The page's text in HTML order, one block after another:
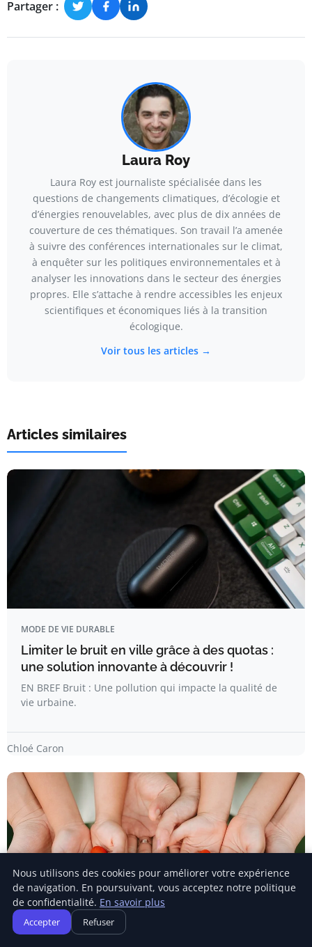
Partager :
Laura Roy
Laura Roy est journaliste spécialisée dans les
questions de changements climatiques, d’écologie et
d’énergies renouvelables, avec plus de dix années de
couverture de ces thématiques. Son travail l’a amenée
à suivre des conférences internationales sur le climat,
à enquêter sur les politiques environnementales et à
analyser les innovations dans le secteur des énergies
propres. Elle s’attache à rendre accessibles les enjeux
scientifiques et économiques liés à la transition
écologique.
Voir tous les articles →
Articles similaires
MODE DE VIE DURABLE
Limiter le bruit en ville grâce à des quotas :
une solution innovante à découvrir !
EN BREF Bruit : Une pollution qui impacte la qualité de
vie urbaine.
Chloé Caron
MODE DE VIE DURABLE
Nous utilisons des cookies pour améliorer votre expérience
de navigation. En poursuivant, vous acceptez notre politique
de confidentialité. En savoir plus
Accepter Refuser